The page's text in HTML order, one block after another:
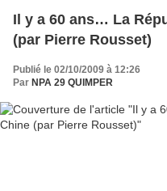
Il y a 60 ans… La
(par Pierre Rousset)
Publié le 02/10/2009 à 12:26
Par NPA 29 QUIMPER